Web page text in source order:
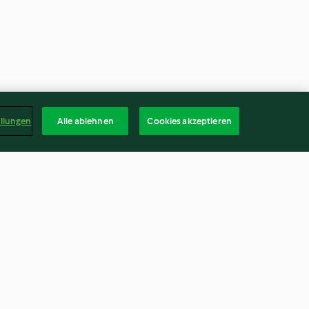
Alle ablehnen Cookies akzeptieren